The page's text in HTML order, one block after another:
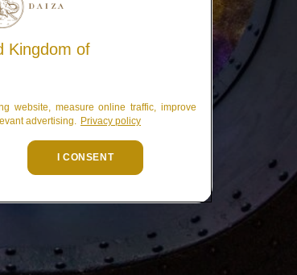
Kingdom of
website, measure online traffic, improve
advertising. Privacy policy
I CONSENT